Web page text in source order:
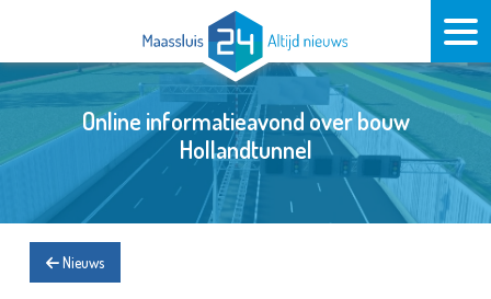
Online informatieavond over bouw
Hollandtunnel
Nieuws